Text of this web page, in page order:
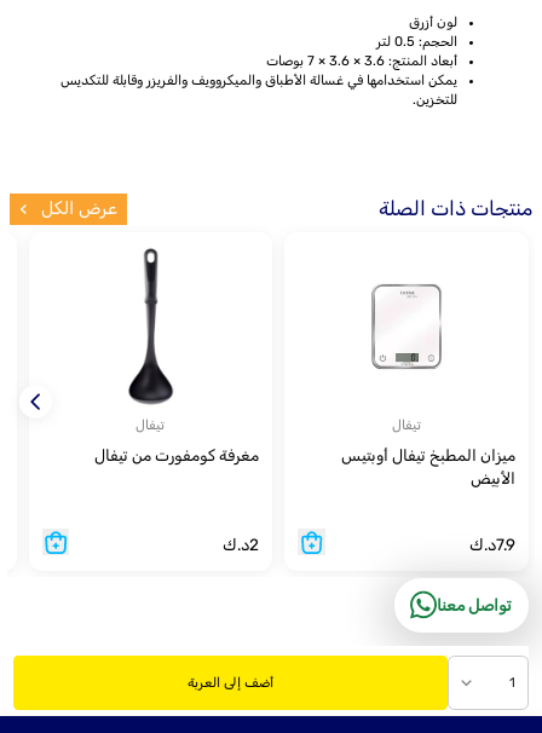
1 أضف إلى العربة
لون أزرق
الحجم: 0.5 لتر
أبعاد المنتج: 3.6 × 3.6 × 7 بوصات
يمكن استخدامها في غسالة الأطباق والميكروويف والفريزر وقابلة للتكديس
للتخزين.
منتجات ذات الصلة عرض الكل
تيفال
ميزان المطبخ تيفال أوبتيس
الأبيض
7.9د.ك
تيفال
مغرفة كومفورت من تيفال
2د.ك
تواصل معنا